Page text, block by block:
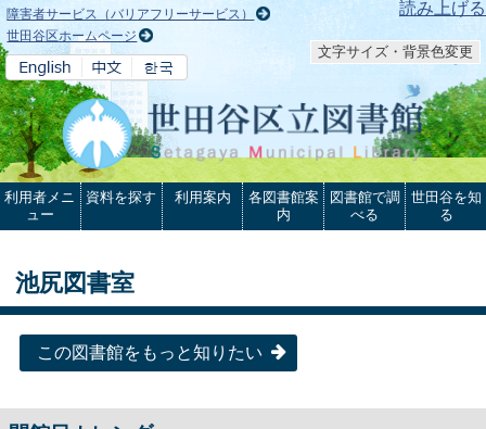
本文へ 読み上げる
障害者サービス（バリアフリーサービス）
世田谷区ホームページ
文字サイズ・背景色変更
利用者メニ
ュー
資料を探す 利用案内
各図書館案
内
図書館で調
べる
世田谷を知
る
池尻図書室
この図書館をもっと知りたい